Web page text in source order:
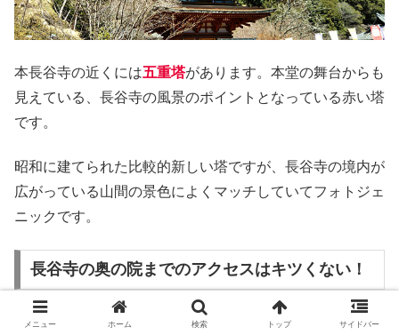
本長谷寺の近くには五重塔があります。本堂の舞台からも
見えている、長谷寺の風景のポイントとなっている赤い塔
です。
昭和に建てられた比較的新しい塔ですが、長谷寺の境内が
広がっている山間の景色によくマッチしていてフォトジェ
ニックです。
長谷寺の奥の院までのアクセスはキツくない！
メニュー ホーム 検索 トップ サイドバー